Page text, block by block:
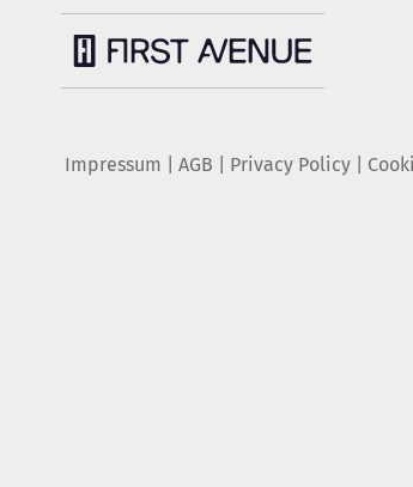
Impressum AGB Privacy Policy|